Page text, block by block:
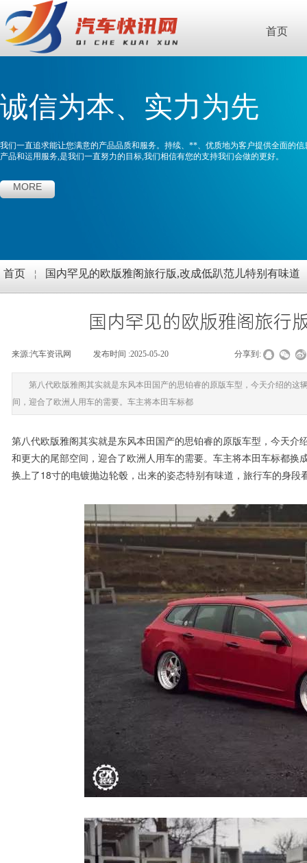
诚信为本、实力为先
我们一直追求能让您满意的产品品质和服务。持续、**、优质地为客户提供全面的信
产品和运用服务,是我们一直努力的目标,我们相信有您的支持我们会做的更好。
首页
MORE
首页 ￤ 国内罕见的欧版雅阁旅行版,改成低趴范儿特别有味道
国内罕见的欧版雅阁旅行
来源:汽车资讯网 发布时间 :2025-05-20 分享到:
第八代欧版雅阁其实就是东风本田国产的思铂睿的原版车型，今天介绍的
间，迎合了欧洲人用车的需要。车主将本田车标都
第八代欧版雅阁其实就是东风本田国产的思铂睿的原版车型，今天
和更大的尾部空间，迎合了欧洲人用车的需要。车主将本田车标都
换上了18寸的电镀抛边轮毂，出来的姿态特别有味道，旅行车的身段